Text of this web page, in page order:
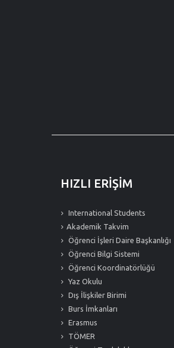
HIZLI ERİŞİM
International Students
Akademik Takvim
Öğrenci İşleri Daire Başkanlığı
Öğrenci Bilgi Sistemi
Öğrenci Koordinatörlüğü
Yaz Okulu
Dış İlişkiler Birimi
Burs İmkanları
Erasmus
TÖMER